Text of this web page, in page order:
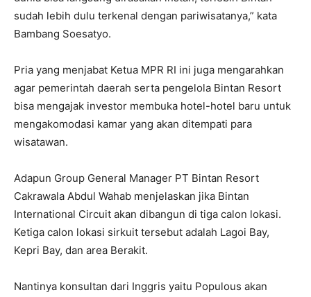
sudah lebih dulu terkenal dengan pariwisatanya,” kata
Bambang Soesatyo.
Pria yang menjabat Ketua MPR RI ini juga mengarahkan
agar pemerintah daerah serta pengelola Bintan Resort
bisa mengajak investor membuka hotel-hotel baru untuk
mengakomodasi kamar yang akan ditempati para
wisatawan.
Adapun Group General Manager PT Bintan Resort
Cakrawala Abdul Wahab menjelaskan jika Bintan
International Circuit akan dibangun di tiga calon lokasi.
Ketiga calon lokasi sirkuit tersebut adalah Lagoi Bay,
Kepri Bay, dan area Berakit.
Nantinya konsultan dari Inggris yaitu Populous akan